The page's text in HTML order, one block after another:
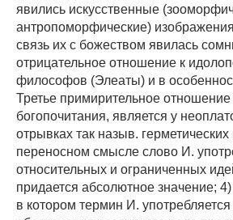
явились искусственные
антропоморфические)
связь их с божеством явилась
отрицательное отношение к
философов (Элеаты) и в
Третье примирительное
богопочитания, является у
отрывках так назыв.
переносном смысле слово И.
относительных и ограниченных
придается абсолютное значение;
в котором термин И.